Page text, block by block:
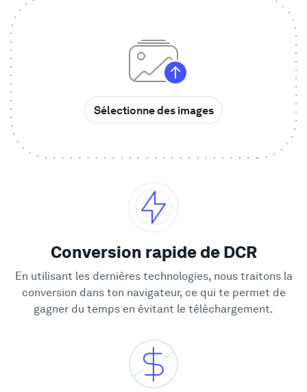
Entreprise
Comparer
Mur de l'Amour
Sélectionne des images
Conversion rapide de DCR
En utilisant les dernières technologies, nous traitons la
conversion dans ton navigateur, ce qui te permet de
gagner du temps en évitant le téléchargement.